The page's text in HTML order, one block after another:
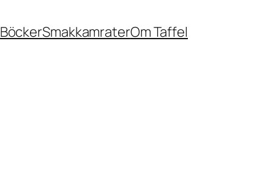
BöckerSmakkamraterOm Taffel